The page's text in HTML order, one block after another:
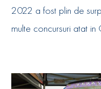
2022 a fost plin de
multe concursuri atat in